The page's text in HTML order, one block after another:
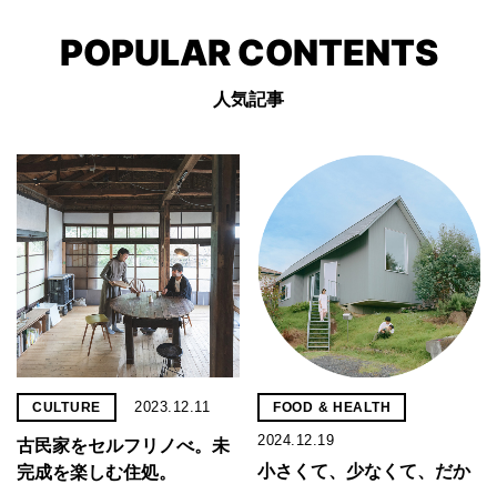
POPULAR CONTENTS
人気記事
CULTURE 2023.12.11
古民家をセルフリノべ。未
完成を楽しむ住処。
FOOD & HEALTH
2024.12.19
小さくて、少なくて、だか